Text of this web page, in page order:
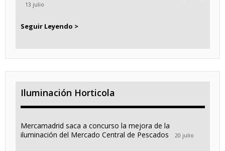
13 julio
Seguir Leyendo >
Iluminación Horticola
Mercamadrid saca a concurso la mejora de la
iluminación del Mercado Central de Pescados
20 julio